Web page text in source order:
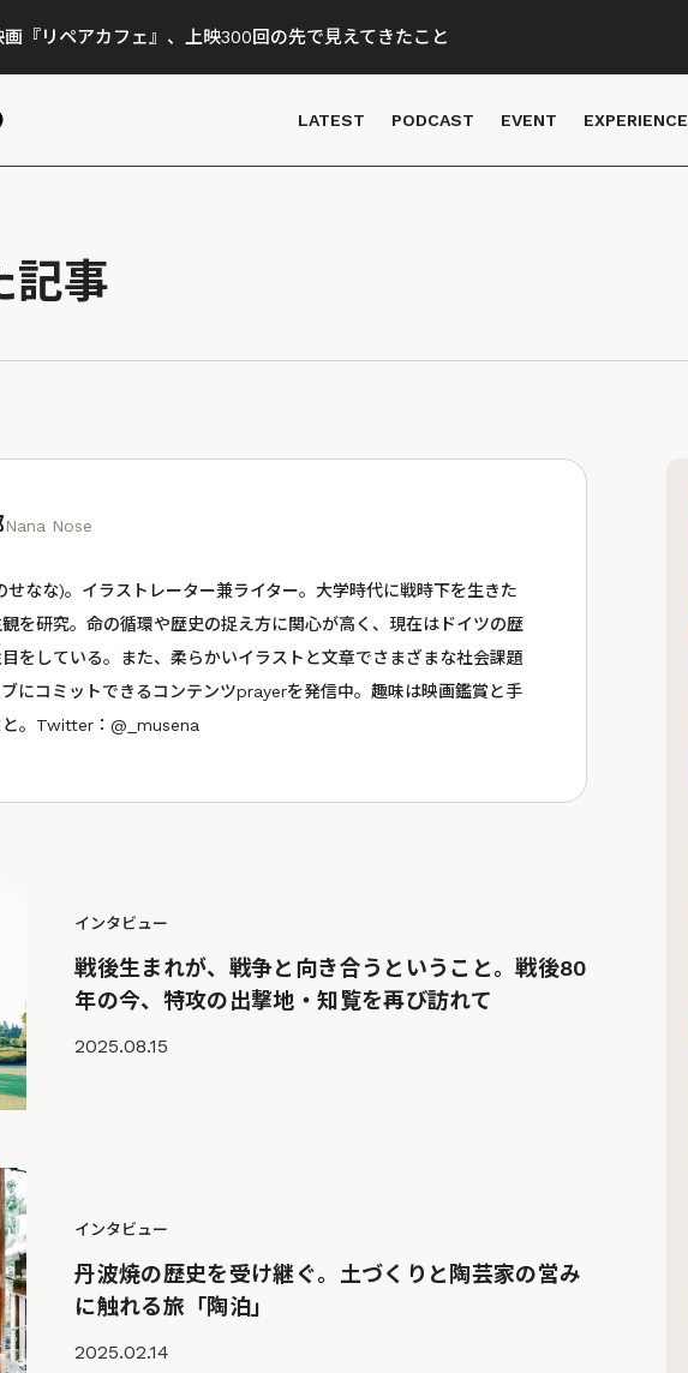
画『リペアカフェ』、上映300回の先で見えてきたこと
LATEST PODCAST EVENT EXPERIENCE
記事
Nana Nose
せなな)。イラストレーター兼ライター。大学時代に戦時下を生きた
を研究。命の循環や歴史の捉え方に関心が高く、現在はドイツの歴
をしている。また、柔らかいイラストと文章でさまざまな社会課題
にコミットできるコンテンツprayerを発信中。趣味は映画鑑賞と手
。Twitter： @_musena
インタビュー
戦後生まれが、戦争と向き合うということ。戦後80
年の今、特攻の出撃地・知覧を再び訪れて
2025.08.15
インタビュー
丹波焼の歴史を受け継ぐ。土づくりと陶芸家の営み
に触れる旅「陶泊」
2025.02.14